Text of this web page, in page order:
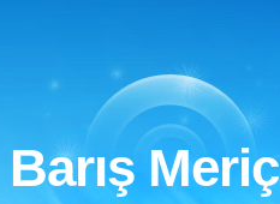
Barış Meriç